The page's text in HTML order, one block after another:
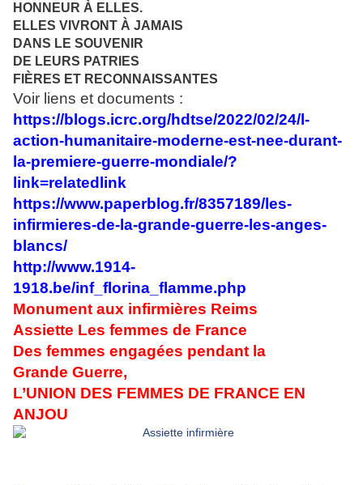
HONNEUR À ELLES.
ELLES VIVRONT À JAMAIS
DANS LE SOUVENIR
DE LEURS PATRIES
FIÈRES ET RECONNAISSANTES
Voir liens et documents :
https://blogs.icrc.org/hdtse/2022/02/24/l-
action-humanitaire-moderne-est-nee-durant-
la-premiere-guerre-mondiale/?
link=relatedlink
https://www.paperblog.fr/8357189/les-
infirmieres-de-la-grande-guerre-les-anges-
blancs/
http://www.1914-
1918.be/inf_florina_flamme.php
Monument aux infirmières Reims
Assiette Les femmes de France
Des femmes engagées pendant la
Grande Guerre,
L’UNION DES FEMMES DE FRANCE EN
ANJOU